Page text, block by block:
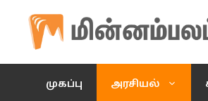
content
முகப்பு அரசியல்